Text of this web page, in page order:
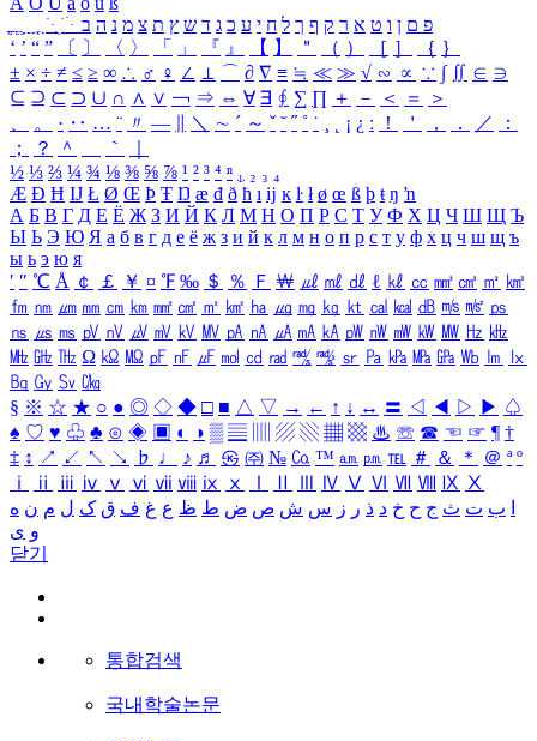
ִֶֹ ֻּ ׁׂ פ ם ן ו ט א ר ק ף ך ל ח י ע כ ג ד ש ץ ת צ מ נ ה ב
‘ ’ “ ” 〔 〕 〈 〉 「 」 『 』 【 】 ＂ （ ） ［ ］ ｛ ｝
± × ÷ ≠ ≤ ≥ ∞ ∴ ♂ ♀ ∠ ⊥ ⌒ ∂ ∇ ≡ ≒ ≪ ≫ √ ∽ ∝ ∵ ∫ ∬ ∈ ∋
⊆ ⊇ ⊂ ⊃ ∪ ∩ ∧ ∨ ￢ ⇒ ⇔ ∀ ∃ ∮ ∑ ∏ ＋ － ＜ ＝
＞
、
。 · ‥ … ¨ 〃 ― ＼ ∼ ´ ～ ˇ ˘ ˝ ˚ ˙ ¸ ¡ ¿ ː ！ ＇ ， ． ／
：
；
？ ＾ ｀
½ ⅓ ⅔ ¼ ¾ ⅛ ⅜ ⅝ ⅞ ¹ ² ³ ⁴ ⁿ ₁ ₂ ₃ ₄
Æ Ð Ħ Ĳ Ł Ø Œ Þ Ŧ Ŋ æ đ ð ħ ı ĳ ĸ ŀ ł ø œ ß þ ŧ ŋ ŉ
А Б В Г Д Е Ё Ж З И Й К Л М Н О П Р С Т У Ф Х Ц Ч Ш Щ Ъ
Ы Ь Э Ю Я а б в г д е ё ж з и й к л м н о п р с т у ф х ц ч ш щ ъ
ы ь э ю я
′ ″ ℃ Å ￠ ￡ ￥ ¤ ℉ ‰ ＄ ％ Ｆ ￦ ㎕ ㎖ ㎗ ℓ ㎘ ㏄ ㎣ ㎤ ㎥ ㎦
㎙ ㎚ ㎛ ㎜ ㎝ ㎞ ㎟ ㎠ ㎡ ㎢ ㏊ ㎍ ㎎ ㎏ ㏏ ㎈ ㎉ ㏈ ㎧ ㎨ ㎰
㎱ ㎲ ㎳ ㎴ ㎵ ㎶ ㎷ ㎸ ㎹ ㎀ ㎁ ㎂ ㎃ ㎄ ㎺ ㎻ ㎽ ㎾ ㎿ ㎐ ㎑
㎒ ㎓ ㎔ Ω ㏀ ㏁ ㎊ ㎋ ㎌ ㏖ ㏅ ㎭ ㎮ ㎯ ㏛ ㎩ ㎪ ㎫ ㎬ ㏝ ㏐
㏓
㏃ ㏉ ㏜ ㏆
§ ※ ☆ ★ ○ ● ◎ ◇ ◆ □ ■ △ ▽ → ← ↑ ↓ ↔ 〓 ◁ ◀ ▷ ▶ ♤
♠ ♡ ♥ ♧ ♣ ⊙ ◈ ▣ ◐ ◑ ▒ ▤ ▨ ▧ ▦ ▩ ♨ ☏ ☎ ☜ ☞ ¶ †
‡ ↕ ↗ ↙ ↖ ↘ ♭ ♩ ♪ ♬ ㉿ ㈜ № ㏇ ™ ㏂ ㏘ ℡ ＃ ＆ ＊ ＠ ª º
ⅰ
ⅱ ⅲ ⅳ ⅴ ⅵ ⅶ ⅷ ⅸ ⅹ Ⅳ Ⅴ Ⅵ Ⅶ Ⅷ Ⅸ Ⅹ
ب ت ث ج ح خ د ذ ر ز س ش ص ض ط ظ ع غ ف ق ک ل م ن ه
و ی
닫기
통합검색
국내학술논문